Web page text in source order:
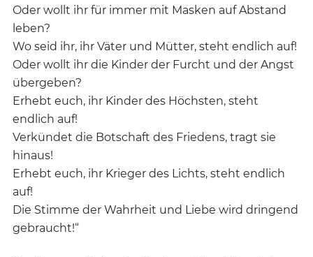
Oder wollt ihr für immer mit Masken auf Abstand
leben?
Wo seid ihr, ihr Väter und Mütter, steht endlich auf!
Oder wollt ihr die Kinder der Furcht und der Angst
übergeben?
Erhebt euch, ihr Kinder des Höchsten, steht
endlich auf!
Verkündet die Botschaft des Friedens, tragt sie
hinaus!
Erhebt euch, ihr Krieger des Lichts, steht endlich
auf!
Die Stimme der Wahrheit und Liebe wird dringend
gebraucht!“